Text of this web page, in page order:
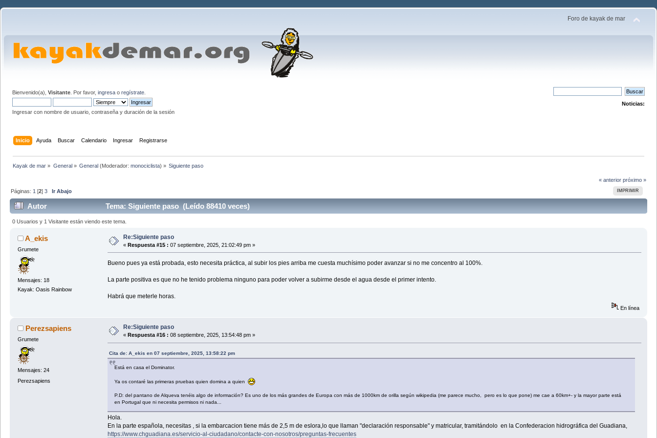
Foro de kayak de mar
Bienvenido(a), Visitante . Por favor, ingresa o regístrate
Ingresar con nombre de usuario, contraseña y duración de la sesión
Noticias:
Inicio Ayuda Buscar Calendario Ingresar Registrarse
Kayak de mar » General» General(Moderador: monociclista) » Siguiente paso
« anterior próximo »
IMPRIMIR
Páginas: 1 [2]3 Ir Abajo
Autor Tema: Siguiente paso (Leído 88410 veces)
0 Usuarios y 1 Visitante están viendo este tema.
A_ekis
Grumete
Mensajes: 18
Kayak: Oasis Rainbow
Re:Siguiente paso
« Respuesta #15 : 07 septiembre, 2025, 21:02:49 pm »
Bueno pues ya está probada, esto necesita práctica, al subir los pies arriba me cuesta muchísimo poder avanzar si no me concentro al 100%.
La parte positiva es que no he tenido problema ninguno para poder volver a subirme desde el agua desde el primer intento.
Habrá que meterle horas.
En línea
Perezsapiens
Grumete
Mensajes: 24
Perezsapiens
Re:Siguiente paso
« Respuesta #16 : 08 septiembre, 2025, 13:54:48 pm »
Cita de: A_ekis en 07 septiembre, 2025, 13:58:22 pm
Está en casa el Dominator.
Ya os contaré las primeras pruebas quien domina a quien
P.D: del pantano de Alqueva tenéis algo de información? Es uno de los más grandes de Europa con más de 1000km de orilla según wikipedia (me parece mucho, pero es lo que pone) me cae a 60km+- y la mayor parte está
en Portugal que ni necesita permisos ni nada...
Hola.
En la parte española, necesitas , si la embarcacion tiene más de 2,5 m de eslora,lo que llaman "declaración responsable" y matricular, tramitándolo en la Confederacion hidrográfica del Guadiana,
https://www.chguadiana.es/servicio-al-ciudadano/contacte-con-nosotros/preguntas-frecuentes